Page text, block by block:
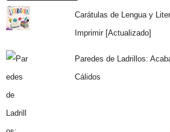
Carátulas de Lengua y
Imprimir [Actualizado]
Paredes de Ladrillos:
Cálidos